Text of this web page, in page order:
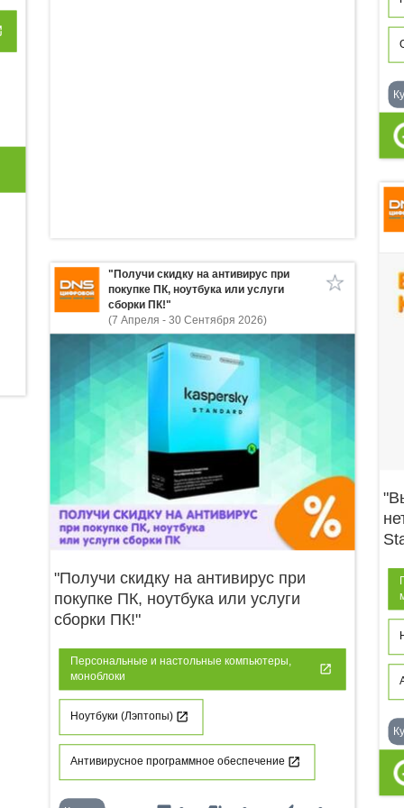
"Получи скидку на антивирус при
покупке ПК, ноутбука или услуги
сборки ПК!"
(7 Апреля - 30 Сентября 2026)
"Получи скидку на антивирус при
покупке ПК, ноутбука или услуги
сборки ПК!"
Персональные и настольные компьютеры,
моноблоки
Ноутбуки (Лэптопы)
Антивирусное программное обеспечение